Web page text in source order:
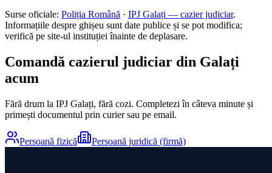
Surse oficiale: Poliția Română · IPJ Galați — cazier judiciar.
Informațiile despre ghișeu sunt date publice și se pot modifica;
verifică pe site-ul instituției înainte de deplasare.
Comandă cazierul judiciar din Galați
acum
Fără drum la IPJ Galați, fără cozi. Completezi în câteva minute și
primești documentul prin curier sau pe email.
Persoană fizică Persoană juridică (firmă)